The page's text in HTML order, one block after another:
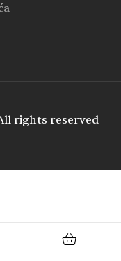
rights reserved